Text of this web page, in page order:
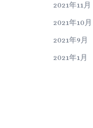
2021年11月
2021年10月
2021年9月
2021年1月